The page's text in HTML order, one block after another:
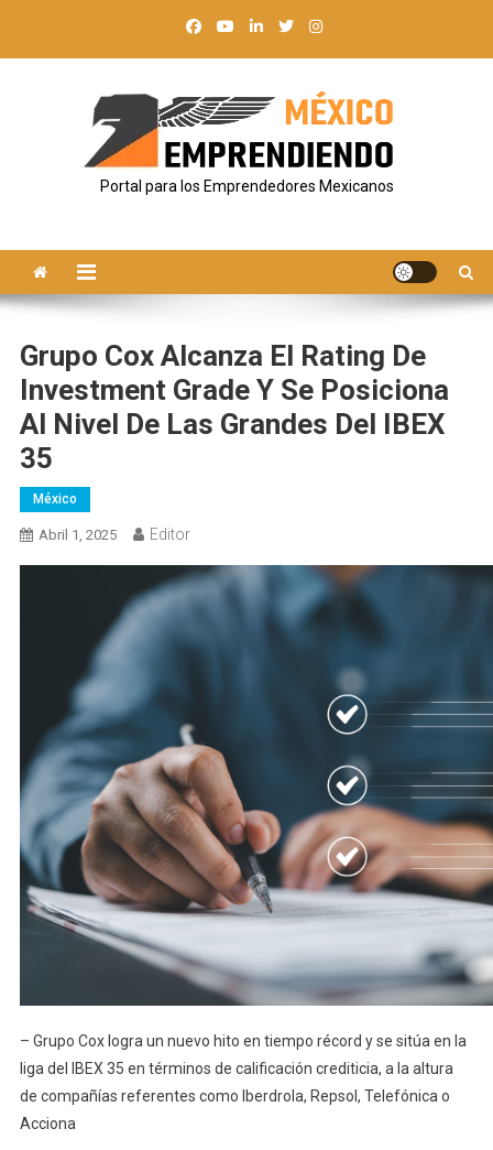
Portal para los Emprendedores Mexicanos
Grupo Cox Alcanza El Rating De
Investment Grade Y Se Posiciona
Al Nivel De Las Grandes Del IBEX
35
México
Abril 1, 2025 Editor
– Grupo Cox logra un nuevo hito en tiempo récord y se sitúa en la
liga del IBEX 35 en términos de calificación crediticia, a la altura
de compañías referentes como Iberdrola, Repsol, Telefónica o
Acciona